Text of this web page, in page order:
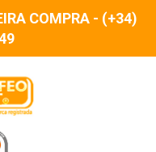
COMPRA - (+34)